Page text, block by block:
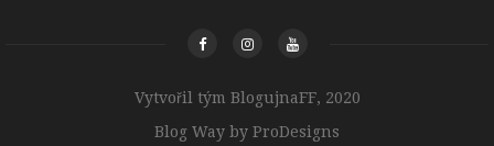
Vytvořil tým BlogujnaFF, 2020
Blog Way by ProDesigns